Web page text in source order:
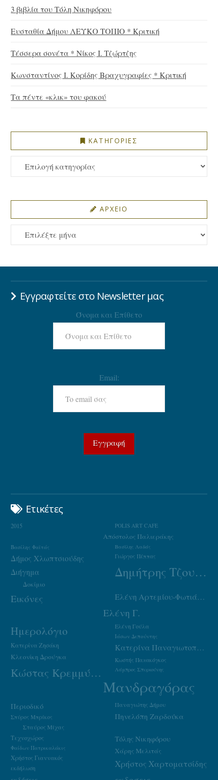
3 βιβλία του Τόλη Νικηφόρου
Ευσταθία Δήμου ΛΕΥΚΟ ΤΟΠΙΟ * Κριτική
Τέσσερα σονέτα * Νίκος Ι. Τζώρτζης
Κωνσταντίνος Ι. Κορίδης Βραχυγραφίες * Κριτική
Τα πέντε «κλικ» του φακού
ΚΑΤΗΓΟΡΙΕΣ
ΚΑΤΗΓΟΡΙΕΣ
ΑΡΧΕΙΟ
ΑΡΧΕΙΟ
Εγγραφτείτε στο Newsletter μας
Όνομα και Επίθετο
Email:
Ετικέτες
2015 POLIS ART CAFE
Απόστολος Παλιεράκης
Βασίλης Λαδάς
Βασίλης Φαϊτάς
Γιώργος Πέππας
Δήμος Χλωπτσιούδης
Δημήτρης Τζουμάκας
Διήγημα
Δοκίμιο
Εικόνες Ελένη Αρτεμίου-Φωτιάδου
Ελένη Γ.
Ελένη Γούλα
Ημερολόγιο Ιάσων Δεπούντης
Κατερίνα Ζησάκη Κατερίνα Παναγιωτοπούλου
Κλεονίκη Δρούγκα Κωστής Παπακόγκος
Κώστας Κρεμμύδας Λάμπρος Σπυριούνης
Μανδραγόρας
Παναγιώτης Δήμου
Περιοδικό
Πηνελόπη Ζαρδούκα
Σπύρος Μπρίκος
Σταύρος Μίχας
Τεχνοχώρος
Τόλης Νικηφόρου
Φαίδων Πατρικαλάκις Χάρης Μελιτάς
Χρήστος Γιαννακός
Χρήστος Χαρτοματσίδης
εκδήλωση